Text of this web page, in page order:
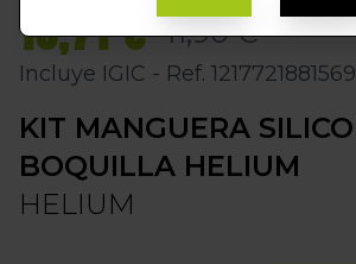
10,71 € 11,90 €
Incluye IGIC - Ref. 1217721881569
KIT MANGUERA
BOQUILLA HELIUM
HELIUM